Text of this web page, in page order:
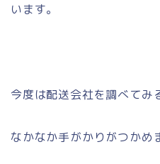
います。
今度は配送会社を調べてみ
なかなか手がかりがつかめ